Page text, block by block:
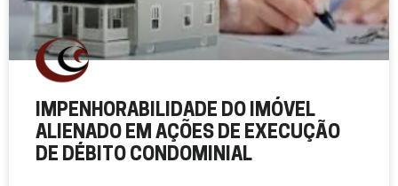
IMPENHORABILIDADE DO IMÓVEL
ALIENADO EM AÇÕES DE EXECUÇÃO
DE DÉBITO CONDOMINIAL